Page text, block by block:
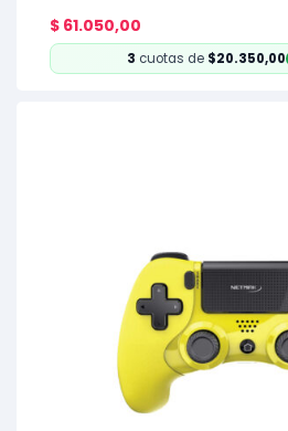
$ 61.050,00
3 cuotas de $20.350,00